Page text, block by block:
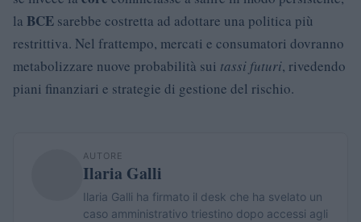
la BCE sarebbe costretta ad adottare una politica più
restrittiva. Nel frattempo, mercati e consumatori dovranno
metabolizzare nuove probabilità sui tassi futuri, rivedendo
piani finanziari e strategie di gestione del rischio.
AUTORE
Ilaria Galli
Ilaria Galli ha firmato il desk che ha svelato un
caso amministrativo triestino dopo accessi agli